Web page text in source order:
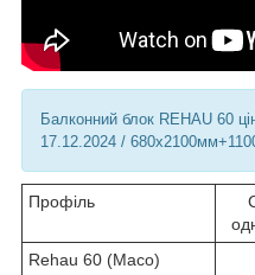
Балконний блок REHAU 60
17.12.2024 /
Профіль
Rehau 60 (Maco)